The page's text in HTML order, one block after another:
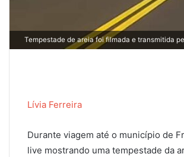
Tempestade de areia foi filmada e transmitida
Lívia Ferreira
Durante viagem até o município de
live mostrando uma tempestade da